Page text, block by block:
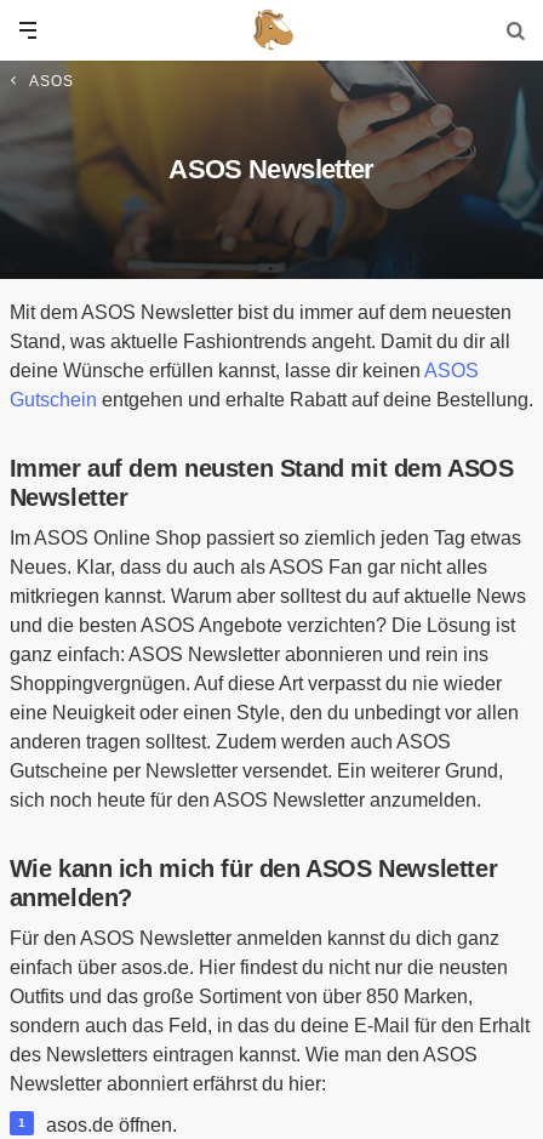
ASOS Newsletter
ASOS
Mit dem ASOS Newsletter bist du immer auf dem neuesten
Stand, was aktuelle Fashiontrends angeht. Damit du dir all
deine Wünsche erfüllen kannst, lasse dir keinen ASOS
Gutschein entgehen und erhalte Rabatt auf deine Bestellung.
Immer auf dem neusten Stand mit dem ASOS
Newsletter
Im ASOS Online Shop passiert so ziemlich jeden Tag etwas
Neues. Klar, dass du auch als ASOS Fan gar nicht alles
mitkriegen kannst. Warum aber solltest du auf aktuelle News
und die besten ASOS Angebote verzichten? Die Lösung ist
ganz einfach: ASOS Newsletter abonnieren und rein ins
Shoppingvergnügen. Auf diese Art verpasst du nie wieder
eine Neuigkeit oder einen Style, den du unbedingt vor allen
anderen tragen solltest. Zudem werden auch ASOS
Gutscheine per Newsletter versendet. Ein weiterer Grund,
sich noch heute für den ASOS Newsletter anzumelden.
Wie kann ich mich für den ASOS Newsletter
anmelden?
Für den ASOS Newsletter anmelden kannst du dich ganz
einfach über asos.de. Hier findest du nicht nur die neusten
Outfits und das große Sortiment von über 850 Marken,
sondern auch das Feld, in das du deine E-Mail für den Erhalt
des Newsletters eintragen kannst. Wie man den ASOS
Newsletter abonniert erfährst du hier:
asos.de öffnen.